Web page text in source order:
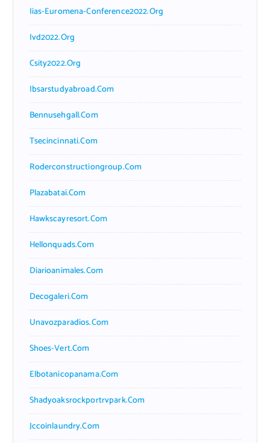
Iias-Euromena-Conference2022.org
Ivd2022.org
Csity2022.org
Ibsarstudyabroad.com
Bennusehgall.com
Tsecincinnati.com
Roderconstructiongroup.com
Plazabatai.com
Hawkscayresort.com
Hellonquads.com
Diarioanimales.com
Decogaleri.com
Unavozparadios.com
Shoes-Vert.com
Elbotanicopanama.com
Shadyoaksrockportrvpark.com
Jccoinlaundry.com